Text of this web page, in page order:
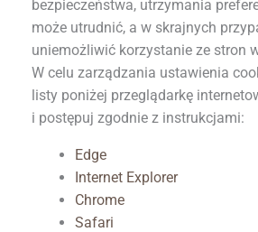
bezpieczeństwa, utrzymania
może utrudnić, a w skrajnych
uniemożliwić korzystanie ze stron
W celu zarządzania ustawienia
listy poniżej przeglądarkę
i postępuj zgodnie z instrukcjami:
Edge
Internet Explorer
Chrome
Safari